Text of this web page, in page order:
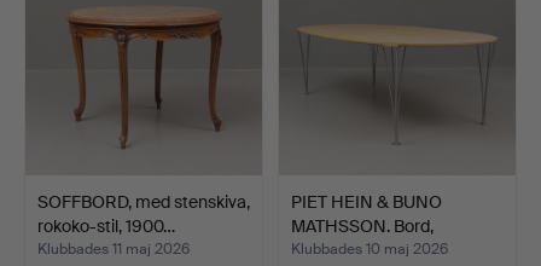
SOFFBORD, med stenskiva,
rokoko-stil, 1900…
Klubbades 11 maj 2026
PIET HEIN & BUNO
MATHSSON. Bord,
masurbjör…
Klubbades 10 maj 2026